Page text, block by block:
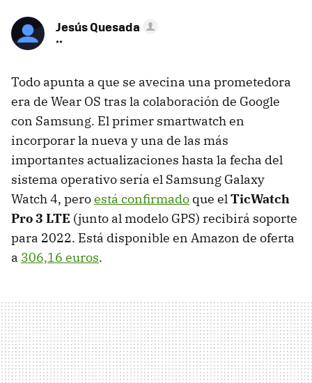
Jesús Quesada
**
Todo apunta a que se avecina una prometedora
era de Wear OS tras la colaboración de Google
con Samsung. El primer smartwatch en
incorporar la nueva y una de las más
importantes actualizaciones hasta la fecha del
sistema operativo sería el Samsung Galaxy
Watch 4, peroestá confirmado que elTicWatch
Pro 3 LTE (junto al modelo GPS) recibirá soporte
para 2022. Está disponible en Amazon de oferta
a 306,16 euros.